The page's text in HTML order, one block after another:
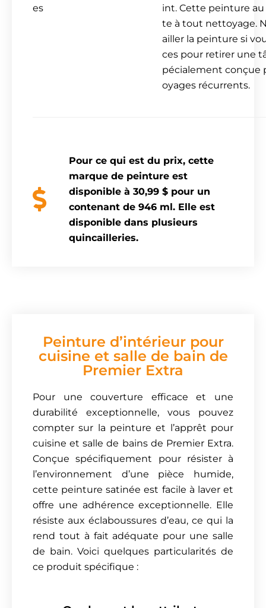
es
int. Cette peinture au
te à tout nettoyage.
ailler la peinture si
ces pour retirer une
pécialement conçue
oyages récurrents.
Pour ce qui est du prix, cette
marque de peinture est
disponible à 30,99 $ pour un
contenant de 946 ml. Elle est
disponible dans plusieurs
quincailleries.
Peinture d’intérieur pour
cuisine et salle de bain de
Premier Extra
Pour une couverture efficace et une
durabilité exceptionnelle, vous pouvez
compter sur la peinture et l’apprêt pour
cuisine et salle de bains de Premier Extra.
Conçue spécifiquement pour résister à
l’environnement d’une pièce humide,
cette peinture satinée est facile à laver et
offre une adhérence exceptionnelle. Elle
résiste aux éclaboussures d’eau, ce qui la
rend tout à fait adéquate pour une salle
de bain. Voici quelques particularités de
ce produit spécifique :